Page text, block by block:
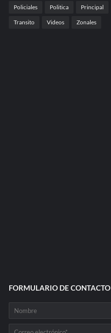
Policiales Politica Principal
Transito Videos Zonales
FORMULARIO DE CONTACTO